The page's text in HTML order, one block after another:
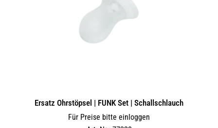
Ersatz Ohrstöpsel | FUNK Set | Schallschlauch
Für Preise bitte einloggen